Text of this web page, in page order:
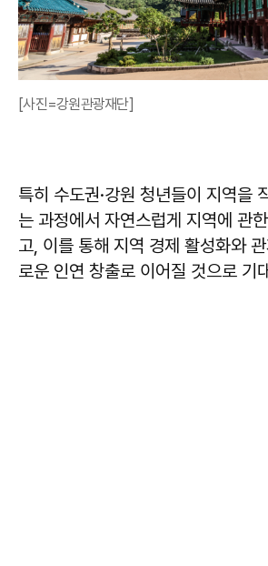
[사진=강원관광재단]
특히 수도권·강원 청년들이 지역을
는 과정에서 자연스럽게 지역에 관
고, 이를 통해 지역 경제 활성화와
로운 인연 창출로 이어질 것으로 기